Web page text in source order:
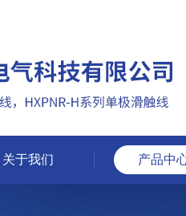
关于我们 产品中